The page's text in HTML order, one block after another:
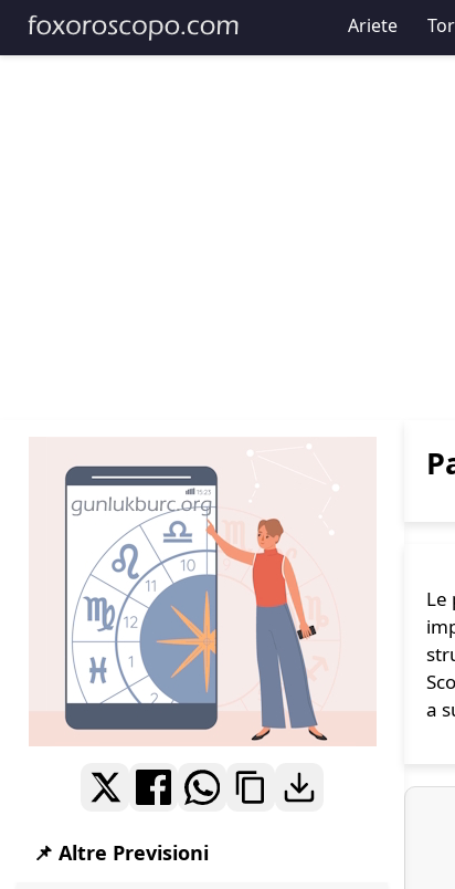
Ariete
Le
a
📌 Altre Previsioni